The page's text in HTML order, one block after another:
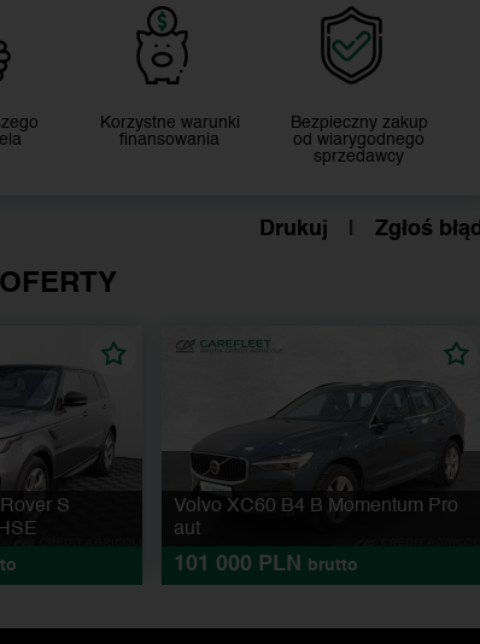
Korzystne warunki
finansowania
Bezpieczny zakup
od wiarygodnego
sprzedawcy
Drukuj Zgłoś błąd
S
Volvo XC60 B4 B Momentum Pro
aut
101 000 PLN brutto